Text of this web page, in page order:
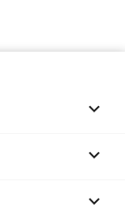


